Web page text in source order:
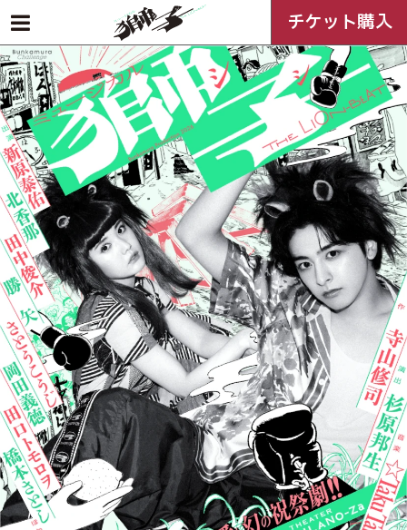
チケット購入